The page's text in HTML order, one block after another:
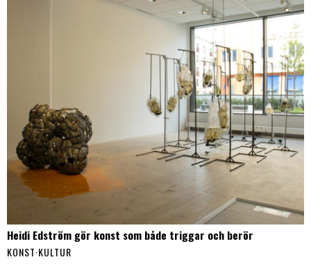
Heidi Edström gör konst som både triggar och berör
KONST·KULTUR